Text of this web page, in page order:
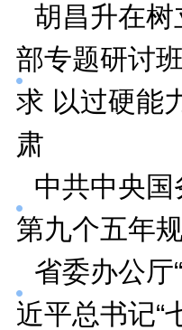
胡昌升在
部专题研讨
求 以过硬能
肃
中共中央
第九个五年
省委办公厅
近平总书记“